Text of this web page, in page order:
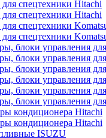
спецтехники Hitachi
спецтехники Hitachi
спецтехники
спецтехники
блоки управления
блоки управления
блоки управления
блоки управления
блоки управления
блоки управления
кондиционера Hitachi
кондиционера Hitachi
ISUZU